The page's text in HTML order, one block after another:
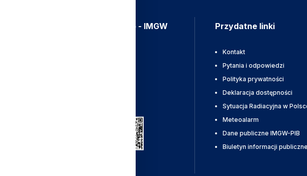
Aplikacja Meteo - IMGW Przydatne linki
Kontakt
Pytania i odpowiedzi
Polityka prywatności
Deklaracja dostępności
Sytuacja Radiacyjna w
Meteoalarm
Dane publiczne IMGW-PIB
Biuletyn informacji